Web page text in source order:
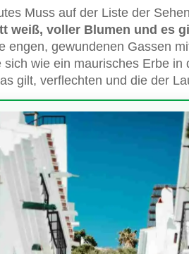
Muss auf der Liste der
weiß, voller Blumen und es
engen, gewundenen Gassen
wie ein maurisches Erbe in
gilt, verflechten und die der